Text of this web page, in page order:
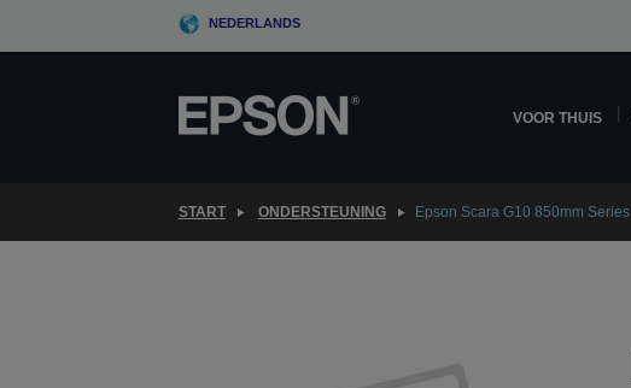
NEDERLANDS
VOOR THUIS
START ONDERSTEUNING Epson Scara G10 850mm Series